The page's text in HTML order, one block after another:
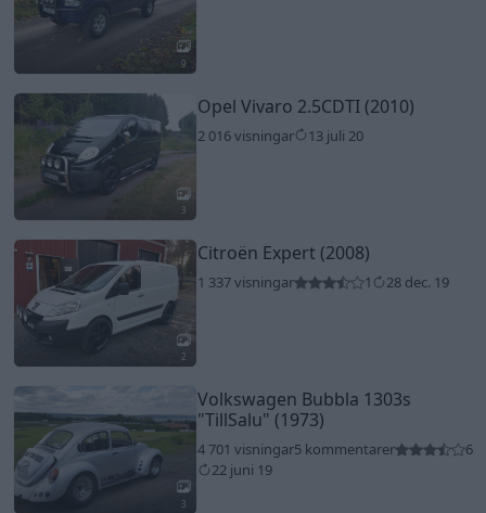
9
3
Opel Vivaro 2.5CDTI (2010)
2 016 visningar 13 juli 20
2
Citroën Expert (2008)
1 337 visningar 1 28 dec. 19
3
Volkswagen Bubbla 1303s
"TillSalu" (1973)
4 701 visningar5 kommentarer
6
22 juni 19